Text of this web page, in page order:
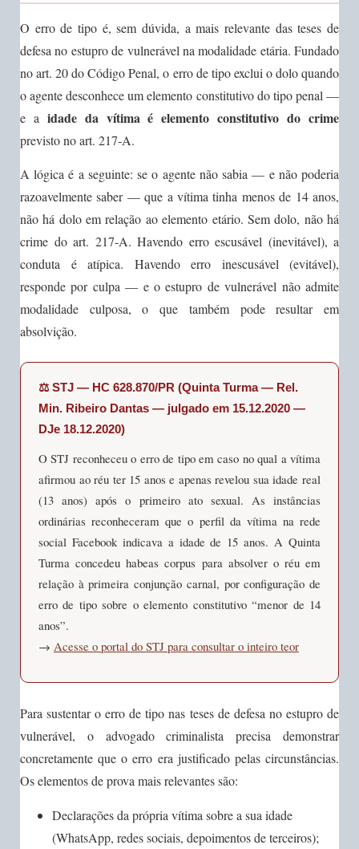
O erro de tipo é, sem dúvida, a mais relevante das teses de
defesa no estupro de vulnerável na modalidade etária. Fundado
no art. 20 do Código Penal, o erro de tipo exclui o dolo quando
o agente desconhece um elemento constitutivo do tipo penal —
e a idade da vítima é elemento constitutivo do crime
previsto no art. 217-A.
A lógica é a seguinte: se o agente não sabia — e não poderia
razoavelmente saber — que a vítima tinha menos de 14 anos,
não há dolo em relação ao elemento etário. Sem dolo, não há
crime do art. 217-A. Havendo erro escusável (inevitável), a
conduta é atípica. Havendo erro inescusável (evitável),
responde por culpa — e o estupro de vulnerável não admite
modalidade culposa, o que também pode resultar em
absolvição.
⚖️ STJ — HC 628.870/PR (Quinta Turma — Rel.
Min. Ribeiro Dantas — julgado em 15.12.2020 —
DJe 18.12.2020)
O STJ reconheceu o erro de tipo em caso no qual a vítima
afirmou ao réu ter 15 anos e apenas revelou sua idade real
(13 anos) após o primeiro ato sexual. As instâncias
ordinárias reconheceram que o perfil da vítima na rede
social Facebook indicava a idade de 15 anos. A Quinta
Turma concedeu habeas corpus para absolver o réu em
relação à primeira conjunção carnal, por configuração de
erro de tipo sobre o elemento constitutivo “menor de 14
anos”.
→ Acesse o portal do STJ para consultar o inteiro teor
Para sustentar o erro de tipo nas teses de defesa no estupro de
vulnerável, o advogado criminalista precisa demonstrar
concretamente que o erro era justificado pelas circunstâncias.
Os elementos de prova mais relevantes são:
Declarações da própria vítima sobre a sua idade
(WhatsApp, redes sociais, depoimentos de terceiros);